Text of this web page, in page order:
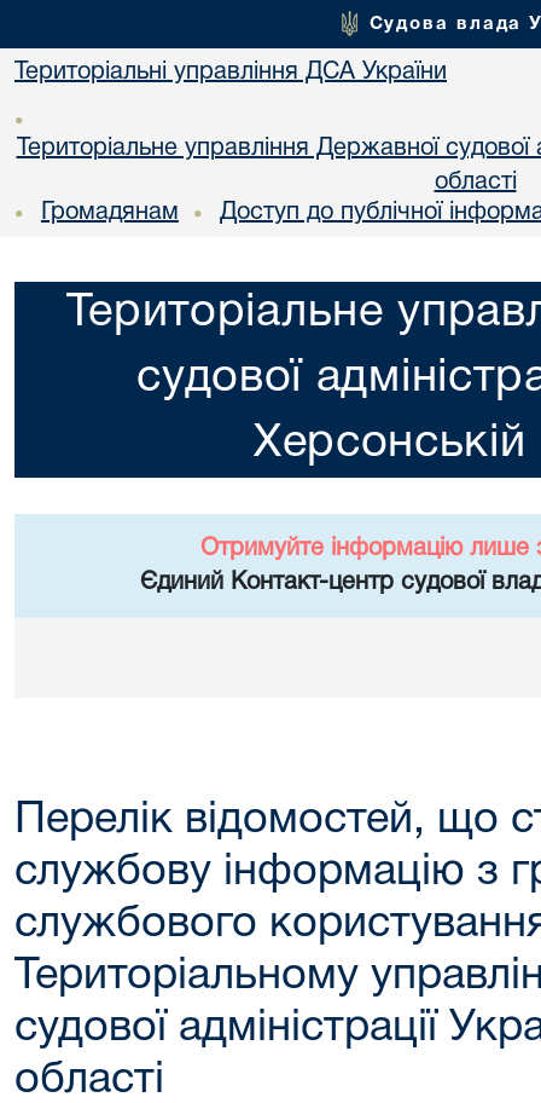
Судова влада
Територіальні управління ДСА України
•
Територіальне управління Державної судової
областi
• Громадянам • Доступ до публічної
Територіальне
судової
Отримуйте інформацію лише
Єдиний Контакт-центр судової
Перелік відомостей, що
службову інформацію з
службового
Територіальному
судової адміністрації
області